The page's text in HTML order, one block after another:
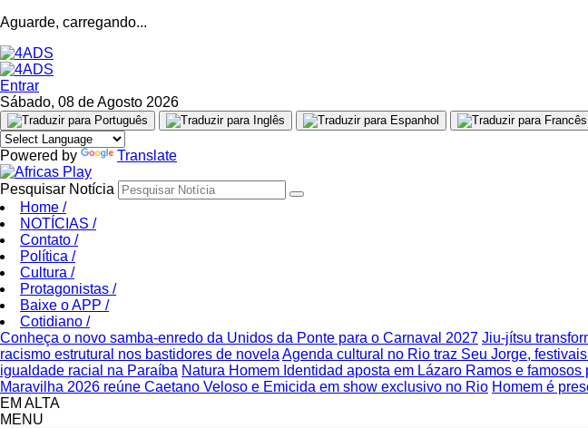
Aguarde, carregando...
Entrar
Sábado, 08 de Agosto 2026
Powered by Translate
Pesquisar Notícia
Home /
NOTÍCIAS /
Contato /
Política /
Cultura /
Protagonistas /
Baixe o APP /
Cotidiano /
Conheça o novo samba-enredo da Unidos da Ponte para o Carnaval 2027 Jiu-jítsu
racismo estrutural nos bastidores de novela Agenda cultural no Rio traz Seu Jorge,
igualdade racial na Paraíba Natura Homem Identidad aposta em Lázaro Ramos e
Maravilha 2026 reúne Caetano Veloso e Emicida em show exclusivo no Rio Homem é
EM ALTA
MENU